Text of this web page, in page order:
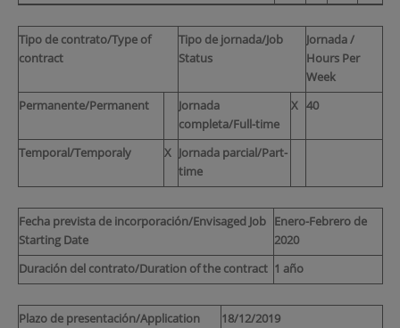
Tipo de contrato/Type of
contract
Tipo de jornada/Job
Status
Jornada /
Hours Per
Week
Permanente/Permanent
Jornada
completa/Full-time
X 40
Temporal/Temporaly X Jornada parcial/Part-
time
Fecha prevista de incorporación/Envisaged Job
Starting Date
Enero-Febrero de
2020
Duración del contrato/Duration of the contract 1 año
Plazo de presentación/Application
18/12/2019